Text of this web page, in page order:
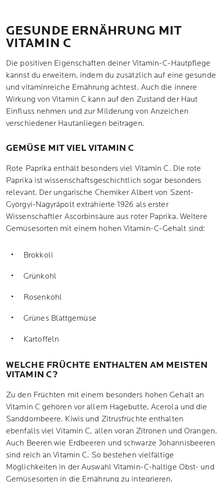
GESUNDE ERNÄHRUNG MIT
VITAMIN C
Die positiven Eigenschaften deiner Vitamin-C-Hautpflege
kannst du erweitern, indem du zusätzlich auf eine gesunde
und vitaminreiche Ernährung achtest. Auch die innere
Wirkung von Vitamin C kann auf den Zustand der Haut
Einfluss nehmen und zur Milderung von Anzeichen
verschiedener Hautanliegen beitragen.
GEMÜSE MIT VIEL VITAMIN C
Rote Paprika enthält besonders viel Vitamin C. Die rote
Paprika ist wissenschaftsgeschichtlich sogar besonders
relevant. Der ungarische Chemiker Albert von Szent-
Györgyi-Nagyrápolt extrahierte 1926 als erster
Wissenschaftler Ascorbinsäure aus roter Paprika. Weitere
Gemüsesorten mit einem hohen Vitamin-C-Gehalt sind:
Brokkoli
Grünkohl
Rosenkohl
Grünes Blattgemüse
Kartoffeln
WELCHE FRÜCHTE ENTHALTEN AM MEISTEN
VITAMIN C?
Zu den Früchten mit einem besonders hohen Gehalt an
Vitamin C gehören vor allem Hagebutte, Acerola und die
Sanddornbeere. Kiwis und Zitrusfrüchte enthalten
ebenfalls viel Vitamin C, allen voran Zitronen und Orangen.
Auch Beeren wie Erdbeeren und schwarze Johannisbeeren
sind reich an Vitamin C. So bestehen vielfältige
Möglichkeiten in der Auswahl Vitamin-C-haltige Obst- und
Gemüsesorten in die Ernährung zu integrieren.